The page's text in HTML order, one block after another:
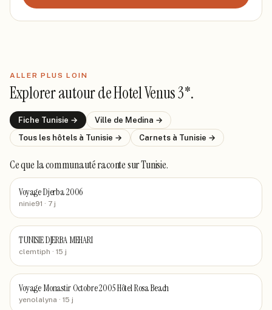
ALLER PLUS LOIN
Explorer autour deHotel Venus 3*.
Fiche Tunisie → Ville de Medina →
Tous les hôtels à Tunisie → Carnets à Tunisie →
Ce que la communauté racontesur Tunisie.
Voyage Djerba 2006
ninie91 · 7 j
TUNISIE DJERBA MEHARI
clemtiph · 15 j
Voyage Monastir Octobre 2005 Hôtel Rosa Beach
yenolalyna · 15 j